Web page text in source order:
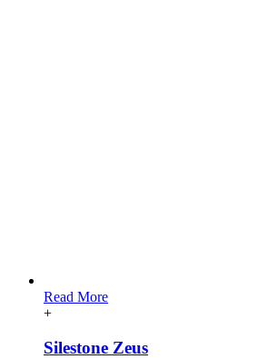
Read More
+
Silestone Zeus